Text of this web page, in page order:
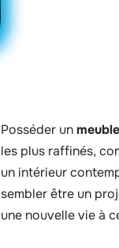
Posséder un
les plus raffinés,
un intérieur
sembler être un
une nouvelle vie à